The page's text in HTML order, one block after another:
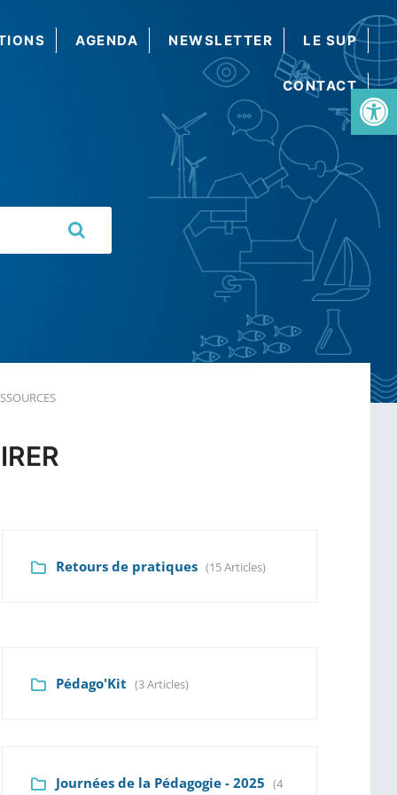
Ouvrir la barre d’outils
AGENDA NEWSLETTER LE SUP
CONTACT
Retours de pratiques (15 Articles)
Pédago'Kit (3 Articles)
Journées de la Pédagogie - 2025 (4